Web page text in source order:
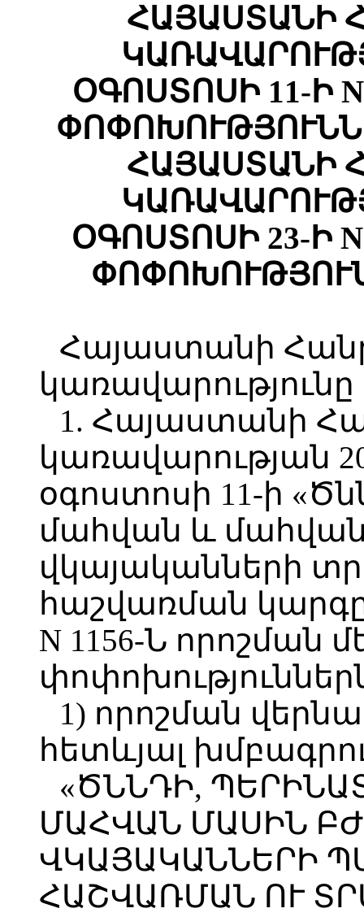
ՀԱՅԱՍՏԱՆԻ
ՕԳՈՍՏՈՍԻ 11-Ի
ՀԱՅԱՍՏԱՆԻ
ՕԳՈՍՏՈՍԻ 23-Ի
Հայաստանի
կառավարությունը
1. Հայաստանի
կառավարության
օգոստոսի 11-ի
մահվան և
վկայականների
հաշվառման
N 1156-Ն որոշման
1) որոշման
հետևյալ
«ԾՆՆԴԻ,
ՄԱՀՎԱՆ ՄԱՍԻՆ
ՎԿԱՅԱԿԱՆՆԵՐԻ
ՀԱՇՎԱՌՄԱՆ ՈՒ